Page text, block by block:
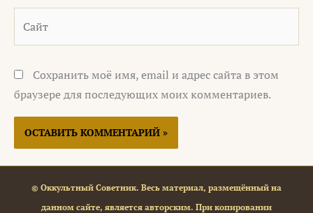
Сохранить моё имя, email и адрес сайта в этом
браузере для последующих моих комментариев.
© Оккультный Советник. Весь материал, размещённый на
данном сайте, является авторским. При копировании